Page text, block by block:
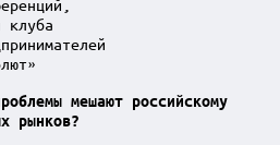
клуба
мешают российскому
рынков?